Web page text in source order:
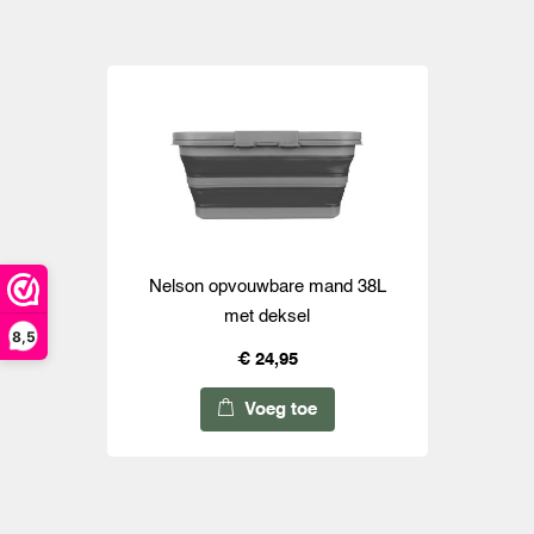
8,5
Nelson opvouwbare mand 38L
met deksel
€ 24,95
Voeg toe